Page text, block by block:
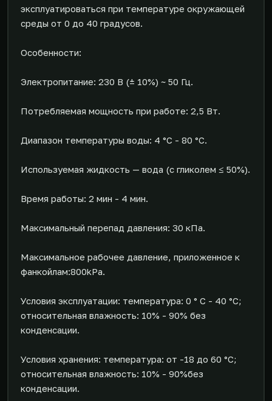
эксплуатироваться при температуре окружающей
среды от 0 до 40 градусов.
Особенности:
Электропитание: 230 В (± 10%) ~ 50 Гц.
Потребляемая мощность при работе: 2,5 Вт.
Диапазон температуры воды: 4 °C - 80 °C.
Используемая жидкость — вода (с гликолем ≤ 50%).
Время работы: 2 мин - 4 мин.
Максимальный перепад давления: 30 кПа.
Максимальное рабочее давление, приложенное к
фанкойлам:800kPa.
Условия эксплуатации: температура: 0 ° C - 40 °C;
относительная влажность: 10% - 90% без
конденсации.
Условия хранения: температура: от -18 до 60 °C;
относительная влажность: 10% - 90%без
конденсации.